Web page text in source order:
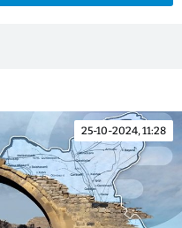
25-10-2024, 11:28